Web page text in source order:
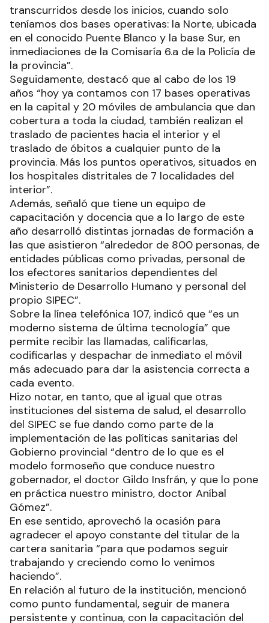
transcurridos desde los inicios, cuando solo
teníamos dos bases operativas: la Norte, ubicada
en el conocido Puente Blanco y la base Sur, en
inmediaciones de la Comisaría 6.a de la Policía de
la provincia”.
Seguidamente, destacó que al cabo de los 19
años “hoy ya contamos con 17 bases operativas
en la capital y 20 móviles de ambulancia que dan
cobertura a toda la ciudad, también realizan el
traslado de pacientes hacia el interior y el
traslado de óbitos a cualquier punto de la
provincia. Más los puntos operativos, situados en
los hospitales distritales de 7 localidades del
interior”.
Además, señaló que tiene un equipo de
capacitación y docencia que a lo largo de este
año desarrolló distintas jornadas de formación a
las que asistieron “alrededor de 800 personas, de
entidades públicas como privadas, personal de
los efectores sanitarios dependientes del
Ministerio de Desarrollo Humano y personal del
propio SIPEC”.
Sobre la línea telefónica 107, indicó que “es un
moderno sistema de última tecnología” que
permite recibir las llamadas, calificarlas,
codificarlas y despachar de inmediato el móvil
más adecuado para dar la asistencia correcta a
cada evento.
Hizo notar, en tanto, que al igual que otras
instituciones del sistema de salud, el desarrollo
del SIPEC se fue dando como parte de la
implementación de las políticas sanitarias del
Gobierno provincial “dentro de lo que es el
modelo formoseño que conduce nuestro
gobernador, el doctor Gildo Insfrán, y que lo pone
en práctica nuestro ministro, doctor Aníbal
Gómez”.
En ese sentido, aprovechó la ocasión para
agradecer el apoyo constante del titular de la
cartera sanitaria “para que podamos seguir
trabajando y creciendo como lo venimos
haciendo”.
En relación al futuro de la institución, mencionó
como punto fundamental, seguir de manera
persistente y continua, con la capacitación del